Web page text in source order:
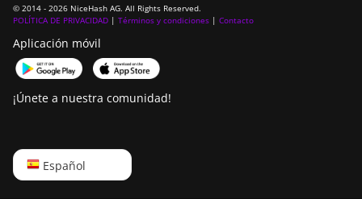
© 2014 - 2026 NiceHash AG. All Rights Reserved.
POLÍTICA DE PRIVACIDAD | Términos y condiciones | Contacto
Aplicación móvil
¡Únete a nuestra comunidad!
Español
English